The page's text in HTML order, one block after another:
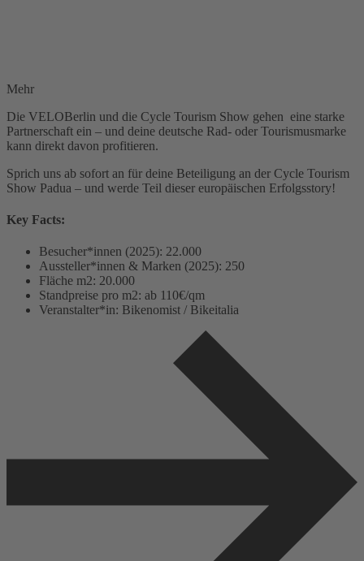
Mehr
Die VELOBerlin und die Cycle Tourism Show gehen eine starke
Partnerschaft ein – und deine deutsche Rad- oder Tourismusmarke
kann direkt davon profitieren.
Sprich uns ab sofort an für deine Beteiligung an der Cycle Tourism
Show Padua – und werde Teil dieser europäischen Erfolgsstory!
Key Facts:
Besucher*innen (2025): 22.000
Aussteller*innen & Marken (2025): 250
Fläche m2: 20.000
Standpreise pro m2: ab 110€/qm
Veranstalter*in: Bikenomist / Bikeitalia